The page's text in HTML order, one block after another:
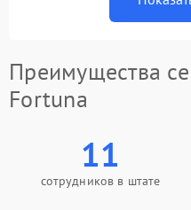
Преимущества
Fortuna
11
сотрудников в штате